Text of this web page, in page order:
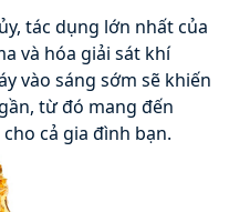
tác dụng lớn nhất của
và hóa giải sát khí
vào sáng sớm sẽ khiến
từ đó mang đến
cả gia đình bạn.